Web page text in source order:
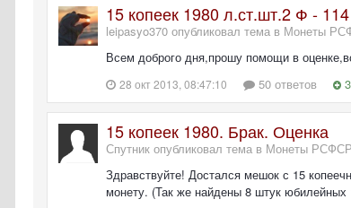
15 копеек 1980 л.ст.шт.2 Ф -
leipasyo370 опубликовал тема в Монеты
Всем доброго дня,прошу помощи в
28 окт 2013, 08:47:10 50 ответов 3
15 копеек 1980. Брак. Оценка
Спутник опубликовал тема в Монеты РСФСР
Здравствуйте! Достался мешок с 15
монету. (Так же найдены 8 штук юбилейных